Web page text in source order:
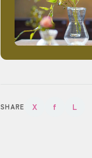
SHARE X f L